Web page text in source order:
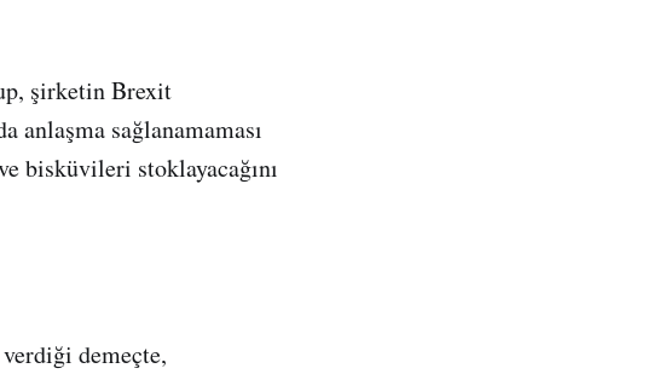
şirketin Brexit
anlaşma sağlanamaması
bisküvileri stoklayacağını
demeçte,